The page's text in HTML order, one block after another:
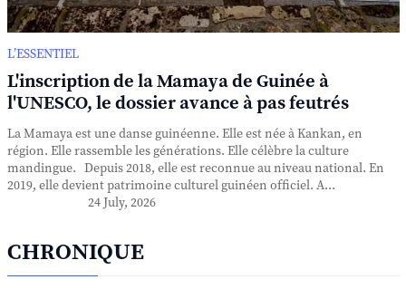
L’ESSENTIEL
L'inscription de la Mamaya de Guinée à
l'UNESCO, le dossier avance à pas feutrés
La Mamaya est une danse guinéenne. Elle est née à Kankan, en
région. Elle rassemble les générations. Elle célèbre la culture
mandingue. Depuis 2018, elle est reconnue au niveau national. En
2019, elle devient patrimoine culturel guinéen officiel. A...
24 July, 2026
CHRONIQUE